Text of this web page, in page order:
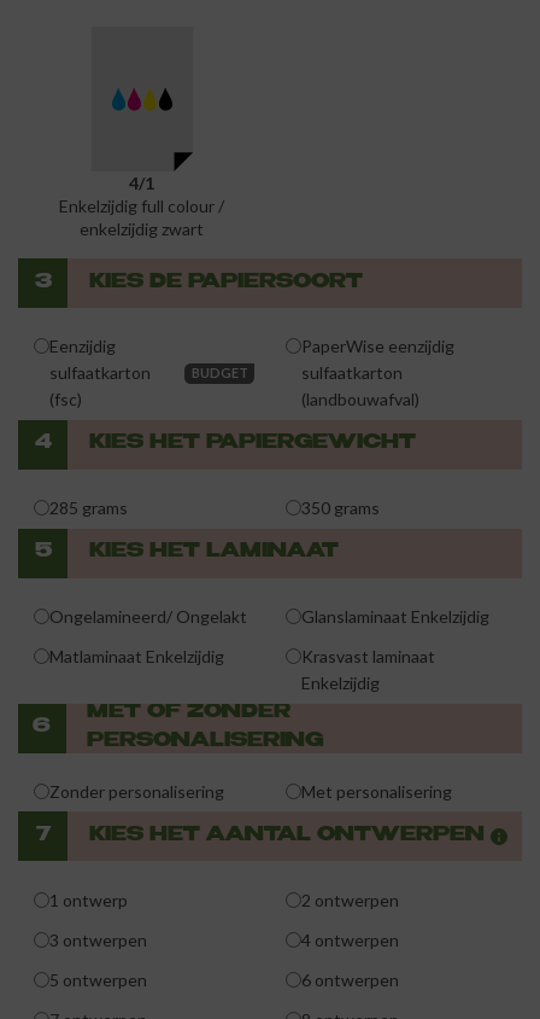
4/1
Enkelzijdig full colour /
enkelzijdig zwart
3 KIES DE PAPIERSOORT
Eenzijdig
sulfaatkarton
(fsc)
BUDGET
PaperWise eenzijdig
sulfaatkarton
(landbouwafval)
4 KIES HET PAPIERGEWICHT
285 grams 350 grams
5 KIES HET LAMINAAT
Ongelamineerd/ Ongelakt
Glanslaminaat Enkelzijdig
Matlaminaat Enkelzijdig
Krasvast laminaat
Enkelzijdig
6
MET OF ZONDER
PERSONALISERING
Zonder personalisering Met personalisering
7 KIES HET AANTAL ONTWERPEN
1 ontwerp
2 ontwerpen
3 ontwerpen
4 ontwerpen
5 ontwerpen
6 ontwerpen